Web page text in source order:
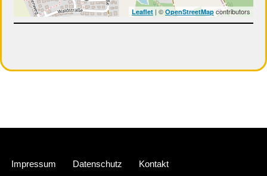
Leaflet | ©OpenStreetMap contributors
Impressum Datenschutz Kontakt